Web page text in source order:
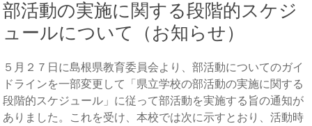
部活動の実施に関する段階的スケジ
ュールについて（お知らせ）
５月２７日に島根県教育委員会より、部活動についてのガイ
ドラインを一部変更して「県立学校の部活動の実施に関する
段階的スケジュール」に従って部活動を実施する旨の通知が
ありました。これを受け、本校では次に示すとおり、活動時